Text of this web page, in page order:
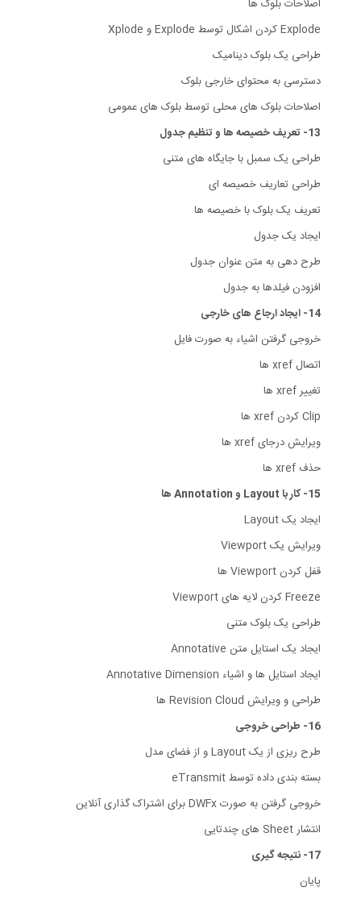
اصلاحات بلوک ها
Explode کردن اشکال توسط Explode و Xplode
طراحی یک بلوک دینامیک
دسترسی به محتوای خارجی بلوک
اصلاحات بلوک های محلی توسط بلوک های عمومی
13- تعریف خصیصه ها و تنظیم جدول
طراحی یک سمبل با جایگاه های متنی
طراحی تعاریف خصیصه ای
تعریف یک بلوک با خصیصه ها
ایجاد یک جدول
طرح دهی به متن عنوان جدول
افزودن فیلدها به جدول
14- ایجاد ارجاع های خارجی
خروجی گرفتن اشیاء به صورت فایل
اتصال xref ها
تغییر xref ها
Clip کردن xref ها
ویرایش درجای xref ها
حذف xref ها
15- کار با Layout و Annotation ها
ایجاد یک Layout
ویرایش یک Viewport
قفل کردن Viewport ها
Freeze کردن لایه های Viewport
طراحی یک بلوک متنی
ایجاد یک استایل متن Annotative
ایجاد استایل ها و اشیاء Annotative Dimension
طراحی و ویرایش Revision Cloud ها
16- طراحی خروجی
طرح ریزی از یک Layout و از فضای مدل
بسته بندی داده توسط eTransmit
خروجی گرفتن به صورت DWFx برای اشتراک گذاری آنلاین
انتشار Sheet های چندتایی
17- نتیجه گیری
پایان